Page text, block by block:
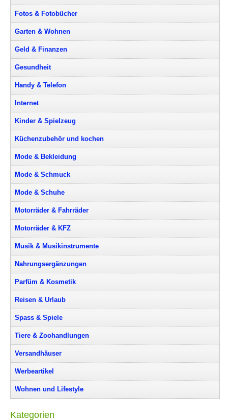
Fotos & Fotobücher
Garten & Wohnen
Geld & Finanzen
Gesundheit
Handy & Telefon
Internet
Kinder & Spielzeug
Küchenzubehör und kochen
Mode & Bekleidung
Mode & Schmuck
Mode & Schuhe
Motorräder & Fahrräder
Motorräder & KFZ
Musik & Musikinstrumente
Nahrungsergänzungen
Parfüm & Kosmetik
Reisen & Urlaub
Spass & Spiele
Tiere & Zoohandlungen
Versandhäuser
Werbeartikel
Wohnen und Lifestyle
Kategorien